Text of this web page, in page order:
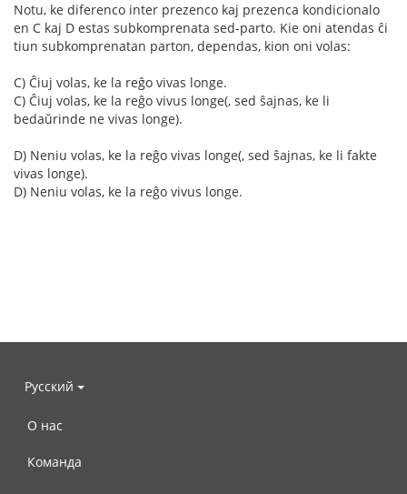
Notu, ke diferenco inter prezenco kaj prezenca kondicionalo
en C kaj D estas subkomprenata sed-parto. Kie oni atendas ĉi
tiun subkomprenatan parton, dependas, kion oni volas:
C) Ĉiuj volas, ke la reĝo vivas longe.
C) Ĉiuj volas, ke la reĝo vivus longe(, sed ŝajnas, ke li
bedaŭrinde ne vivas longe).
D) Neniu volas, ke la reĝo vivas longe(, sed ŝajnas, ke li fakte
vivas longe).
D) Neniu volas, ke la reĝo vivus longe.
Русский
О нас
Команда